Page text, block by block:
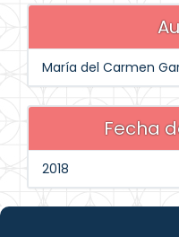
María del Carmen
Fecha
2018